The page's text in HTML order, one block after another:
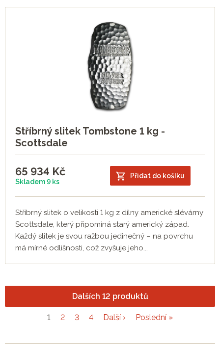
Stříbrný slitek Tombstone 1 kg -
Scottsdale
65 934 Kč
Skladem 9 ks
Přidat do košíku
Stříbrný slitek o velikosti 1 kg z dílny americké slévárny
Scottsdale, který připomíná starý americký západ.
Každý slitek je svou ražbou jedinečný – na povrchu
má mírné odlišnosti, což zvyšuje jeho...
Dalších 12 produktů
1 2 3 4 Další › Poslední »